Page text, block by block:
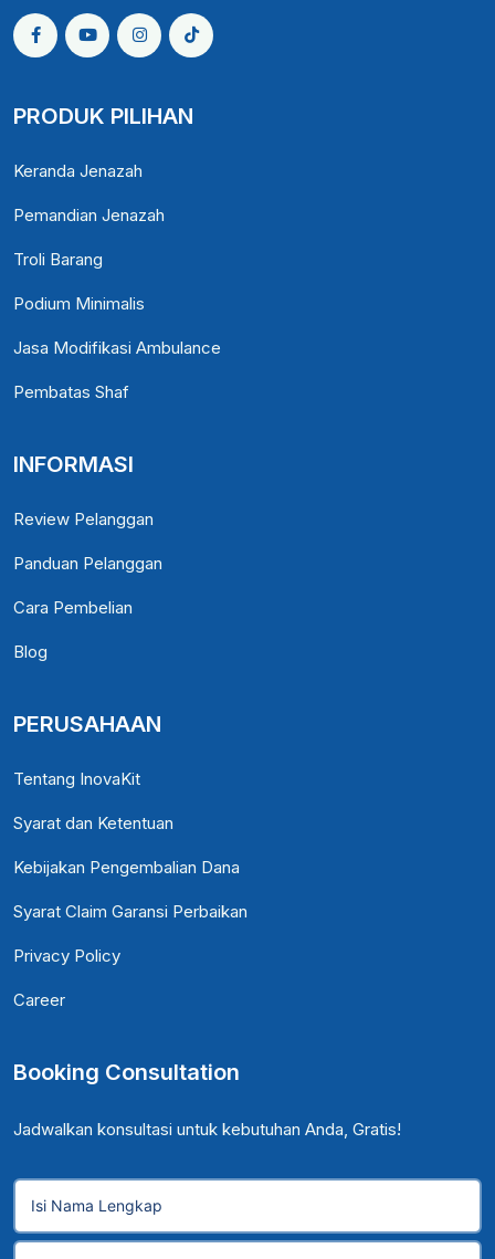
PRODUK PILIHAN
Keranda Jenazah
Pemandian Jenazah
Troli Barang
Podium Minimalis
Jasa Modifikasi Ambulance
Pembatas Shaf
INFORMASI
Review Pelanggan
Panduan Pelanggan
Cara Pembelian
Blog
PERUSAHAAN
Tentang InovaKit
Syarat dan Ketentuan
Kebijakan Pengembalian Dana
Syarat Claim Garansi Perbaikan
Privacy Policy
Career
Booking Consultation
Jadwalkan konsultasi untuk kebutuhan Anda, Gratis!